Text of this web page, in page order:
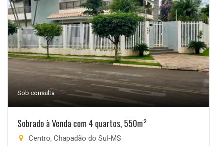
Sob consulta
Sobrado à Venda com 4 quartos, 550m²
Centro, Chapadão do Sul-MS